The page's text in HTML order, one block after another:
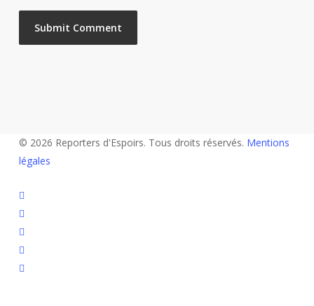
© 2026 Reporters d'Espoirs. Tous droits réservés. Mentions
légales
twitter
facebook
linkedin
youtube
flickr